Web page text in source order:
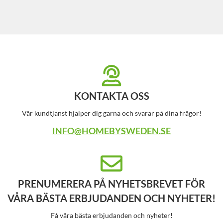
KONTAKTA OSS
Vår kundtjänst hjälper dig gärna och svarar på dina frågor!
INFO@HOMEBYSWEDEN.SE
PRENUMERERA PÅ NYHETSBREVET FÖR
VÅRA BÄSTA ERBJUDANDEN OCH NYHETER!
Få våra bästa erbjudanden och nyheter!